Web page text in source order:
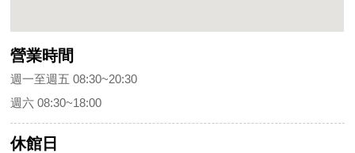
營業時間
週一至週五 08:30~20:30
週六 08:30~18:00
休館日